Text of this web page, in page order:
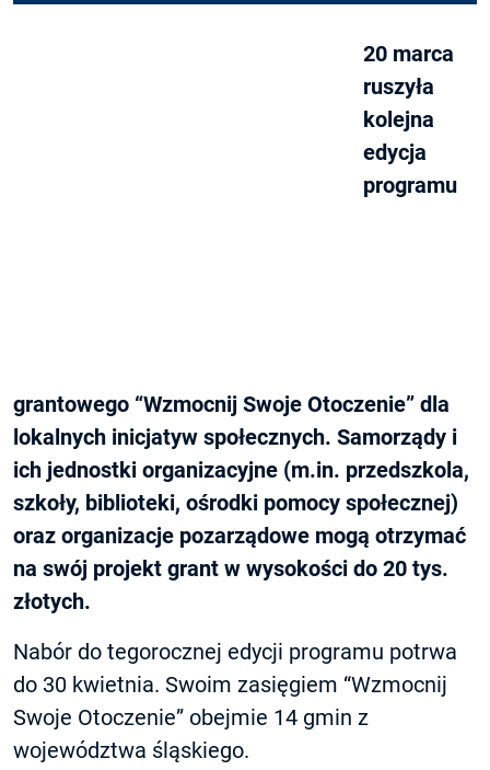
20 marca
ruszyła
kolejna
edycja
programu
grantowego “Wzmocnij Swoje Otoczenie” dla
lokalnych inicjatyw społecznych. Samorządy i
ich jednostki organizacyjne (m.in. przedszkola,
szkoły, biblioteki, ośrodki pomocy społecznej)
oraz organizacje pozarządowe mogą otrzymać
na swój projekt grant w wysokości do 20 tys.
złotych.
Nabór do tegorocznej edycji programu potrwa
do 30 kwietnia. Swoim zasięgiem “Wzmocnij
Swoje Otoczenie” obejmie 14 gmin z
województwa śląskiego.